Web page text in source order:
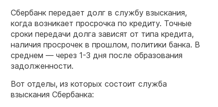
Сбербанк передает долг в службу взыскания,
когда возникает просрочка по кредиту. Точные
сроки передачи долга зависят от типа кредита,
наличия просрочек в прошлом, политики банка. В
среднем — через 1-3 дня после образования
задолженности.
Вот отделы, из которых состоит служба
взыскания Сбербанка: